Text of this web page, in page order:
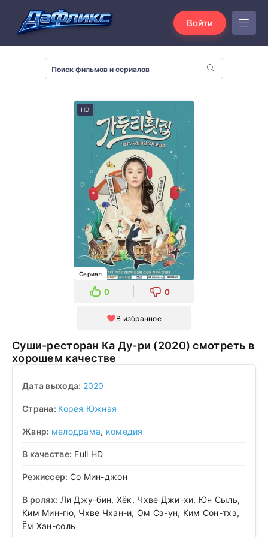
Войти
HD
Сериал
0 0
В избранное
Суши-ресторан Ка Ду-ри (2020) смотреть в
хорошем качестве
Дата выхода: 2020
Страна: Корея Южная
Жанр: мелодрама, комедия
В качестве: Full HD
Режиссер: Со Мин-джон
В ролях: Ли Джу-бин, Хёк, Чхве Джи-хи, Юн Сыль,
Ким Мин-гю, Чхве Чхан-и, Ом Сэ-ун, Ким Сон-тхэ,
Ём Хан-соль